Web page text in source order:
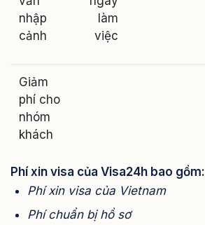
nhập
cảnh
làm
việc
Giảm
phí cho
nhóm
khách
Phí xin visa của Visa24h bao gồm:
Phí xin visa của Vietnam
Phí chuẩn bị hồ sơ